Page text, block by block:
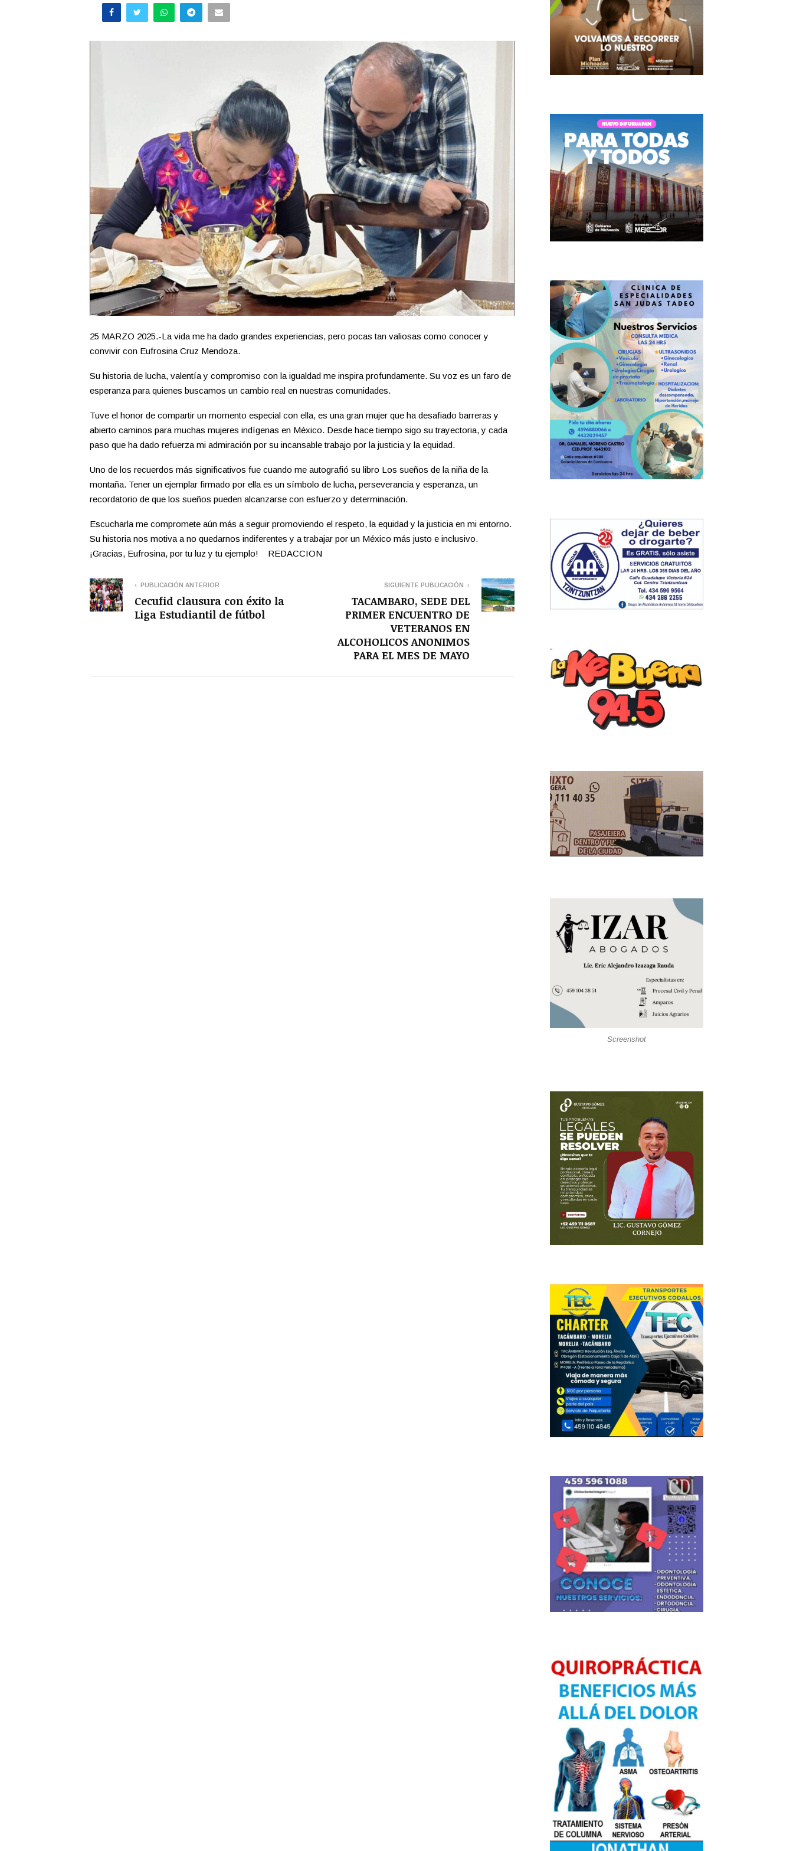
25 MARZO 2025.-La vida me ha dado grandes experiencias, pero pocas tan valiosas como conocer y
convivir con Eufrosina Cruz Mendoza.
Su historia de lucha, valentía y compromiso con la igualdad me inspira profundamente. Su voz es un faro de
esperanza para quienes buscamos un cambio real en nuestras comunidades.
Tuve el honor de compartir un momento especial con ella, es una gran mujer que ha desafiado barreras y
abierto caminos para muchas mujeres indígenas en México. Desde hace tiempo sigo su trayectoria, y cada
paso que ha dado refuerza mi admiración por su incansable trabajo por la justicia y la equidad.
Uno de los recuerdos más significativos fue cuando me autografió su libro Los sueños de la niña de la
montaña. Tener un ejemplar firmado por ella es un símbolo de lucha, perseverancia y esperanza, un
recordatorio de que los sueños pueden alcanzarse con esfuerzo y determinación.
Escucharla me compromete aún más a seguir promoviendo el respeto, la equidad y la justicia en mi entorno.
Su historia nos motiva a no quedarnos indiferentes y a trabajar por un México más justo e inclusivo.
¡Gracias, Eufrosina, por tu luz y tu ejemplo! REDACCION
PUBLICACIÓN ANTERIOR
Cecufid clausura con éxito la
Liga Estudiantil de fútbol
SIGUIENTE PUBLICACIÓN
TACAMBARO, SEDE DEL
PRIMER ENCUENTRO DE
VETERANOS EN
ALCOHOLICOS ANONIMOS
PARA EL MES DE MAYO
Screenshot